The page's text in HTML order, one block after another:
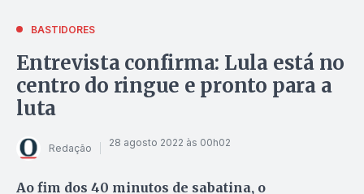
BASTIDORES
Entrevista confirma: Lula está no
centro do ringue e pronto para a
luta
Redação 28 agosto 2022 às 00h02
Ao fim dos 40 minutos de sabatina, o